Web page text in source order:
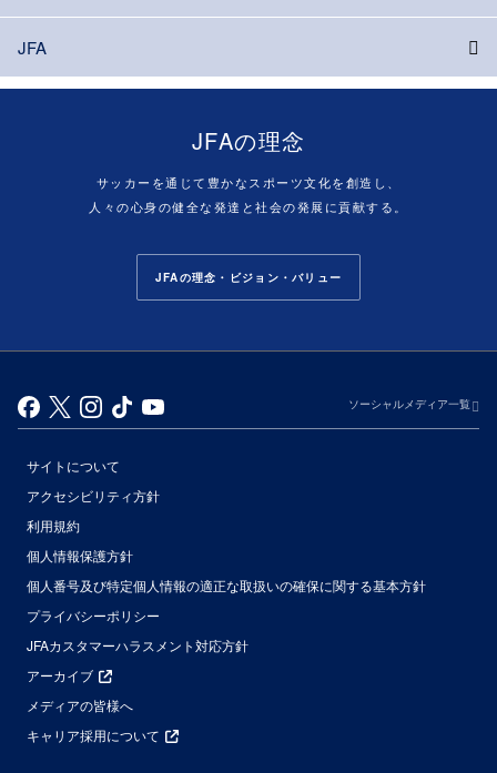
JFA
JFAの理念
サッカーを通じて豊かなスポーツ文化を創造し、
人々の心身の健全な発達と社会の発展に貢献する。
JFAの理念・ビジョン・バリュー
ソーシャルメディア一覧
サイトについて
アクセシビリティ方針
利用規約
個人情報保護方針
個人番号及び特定個人情報の適正な取扱いの確保に関する基本方針
プライバシーポリシー
JFAカスタマーハラスメント対応方針
アーカイブ
メディアの皆様へ
キャリア採用について